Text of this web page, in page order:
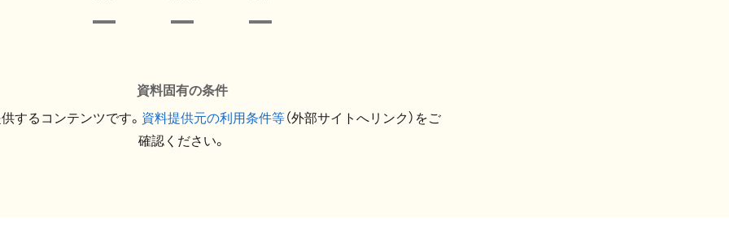
資料固有の条件
するコンテンツです。 資料提供元の利用条件等（外部サイトへリンク）をご
確認ください。